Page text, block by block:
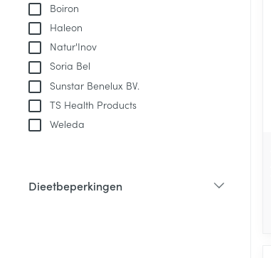
Boiron
Haleon
Natur'Inov
Soria Bel
Sunstar Benelux BV.
TS Health Products
Weleda
Dieetbeperkingen